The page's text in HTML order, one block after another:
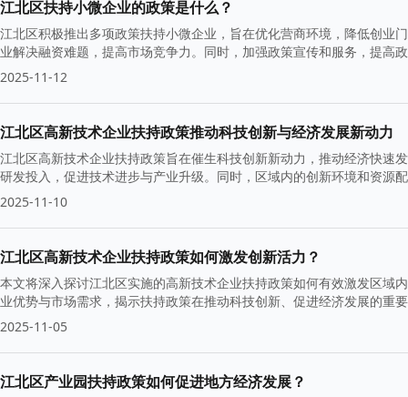
江北区扶持小微企业的政策是什么？
江北区积极推出多项政策扶持小微企业，旨在优化营商环境，降低创业
业解决融资难题，提高市场竞争力。同时，加强政策宣传和服务，提高
2025-11-12
江北区高新技术企业扶持政策推动科技创新与经济发展新动力
江北区高新技术企业扶持政策旨在催生科技创新新动力，推动经济快速
研发投入，促进技术进步与产业升级。同时，区域内的创新环境和资源
新版图中占据重要位置。
2025-11-10
江北区高新技术企业扶持政策如何激发创新活力？
本文将深入探讨江北区实施的高新技术企业扶持政策如何有效激发区域
业优势与市场需求，揭示扶持政策在推动科技创新、促进经济发展的重
2025-11-05
江北区产业园扶持政策如何促进地方经济发展？